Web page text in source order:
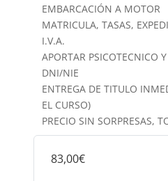
EMBARCACIÓN A MOTOR
MATRICULA, TASAS,
I.V.A.
APORTAR PSICOTECNICO
DNI/NIE
ENTREGA DE TITULO
EL CURSO)
PRECIO SIN SORPRESAS,
83,00€